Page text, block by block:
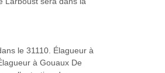
le 31110. Élagueur à
à Gouaux De